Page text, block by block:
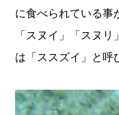
に食べられている事
「スヌイ」「スヌ
は「ススズイ」と呼